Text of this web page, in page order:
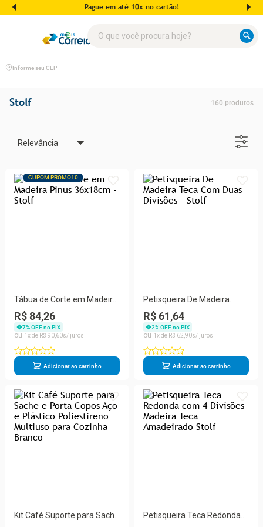
Pague em até 10x no cartão!
Informe seu CEP
Stolf 160 produtos
Relevância
CUPOM PROMO10
Tábua de Corte em Madeira
Pinus 36x18cm - Stolf
R$ 84,26
7% OFF no PIX
1
R$ 90 60
Adicionar ao carrinho
Petisqueira De Madeira
Teca Com Duas Divisões -
Stolf
R$ 61,64
2% OFF no PIX
1
R$ 62 90
Adicionar ao carrinho
Kit Café Suporte para Sache
Petisqueira Teca Redonda